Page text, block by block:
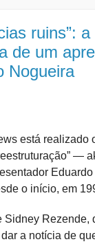
ruins”:
de um
Nogueira
está realizado
—
o início, em
Sidney Rezende,
a notícia de